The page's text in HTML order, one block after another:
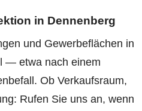
in Dennenberg
und Gewerbeflächen in
— etwa nach einem
Ob Verkaufsraum,
Rufen Sie uns an, wenn